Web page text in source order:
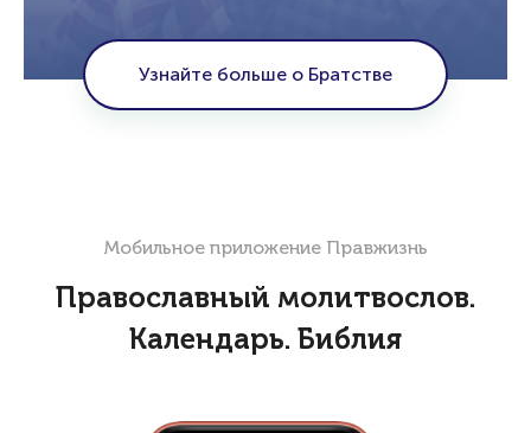
Узнайте больше о Братстве
Мобильное приложение Правжизнь
Православный молитвослов.
Календарь. Библия